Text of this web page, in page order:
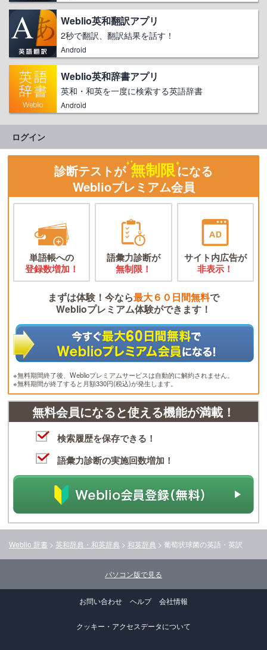
Weblio英和翻訳アプリ
2秒で翻訳、翻訳結果を話す！
Android
Weblio英和辞書アプリ
英和・和英を一度に検索する英語辞書
Android
ログイン
診断テストが 無制限になる
Weblioプレミアム会員
単語帳への
登録数増加！
語彙力診断が
無制限！
サイト内広告が
非表示！
まずは体験！今なら最大６０日間無料で
Weblioプレミアム体験ができます！
※無料期間終了後、Weblioプレミアムサービスは自動的に解約されません。
※無料期間が終了すると月額330円(税込)が発生します。
無料会員になると使える機能が満載！
検索履歴を保存できる！
語彙力診断の実施回数増加！
Weblio 辞書 > 英和辞典・和英辞典 > 和英辞典 > 葡萄状球菌の英語・英訳
パソコン版で見る
お問い合わせ ヘルプ 会社情報
クッキー・アクセスデータについて